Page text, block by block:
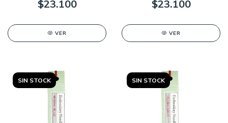
$23.100
VER
$23.100
VER
SIN STOCK SIN STOCK